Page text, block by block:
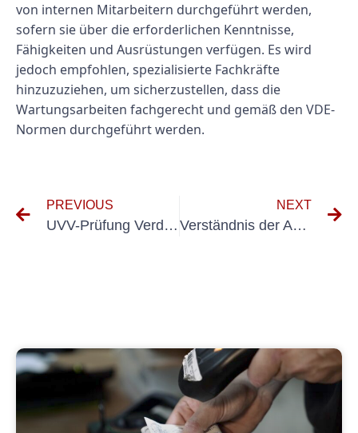
von internen Mitarbeitern durchgeführt werden,
sofern sie über die erforderlichen Kenntnisse,
Fähigkeiten und Ausrüstungen verfügen. Es wird
jedoch empfohlen, spezialisierte Fachkräfte
hinzuzuziehen, um sicherzustellen, dass die
Wartungsarbeiten fachgerecht und gemäß den VDE-
Normen durchgeführt werden.
PREVIOUS
UVV-Prüfung Verden (Aller)
NEXT
Verständnis der Anforderungen der DIN VDE 0100-600: Elektrische Anlagen in Wohngebäuden